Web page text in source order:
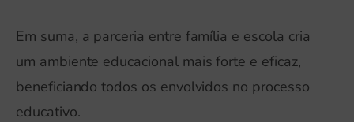
Em suma, a parceria entre família e escola cria
um ambiente educacional mais forte e eficaz,
beneficiando todos os envolvidos no processo
educativo.